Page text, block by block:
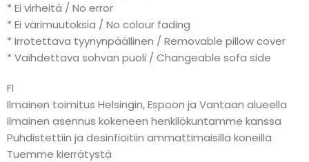
* Ei virheitä / No error
* Ei värimuutoksia / No colour fading
* Irrotettava tyynynpäällinen / Removable pillow cover
* Vaihdettava sohvan puoli / Changeable sofa side
FI
Ilmainen toimitus Helsingin, Espoon ja Vantaan alueella
Ilmainen asennus kokeneen henkilökuntamme kanssa
Puhdistettiin ja desinfioitiin ammattimaisilla koneilla
Tuemme kierrätystä